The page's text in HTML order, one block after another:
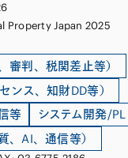
キャ
不動産
信託
資源
プラ
Property Japan 2025
審判、税関差止等）
ンス、知財DD等）
等
システム開発/
、AI、通信等）